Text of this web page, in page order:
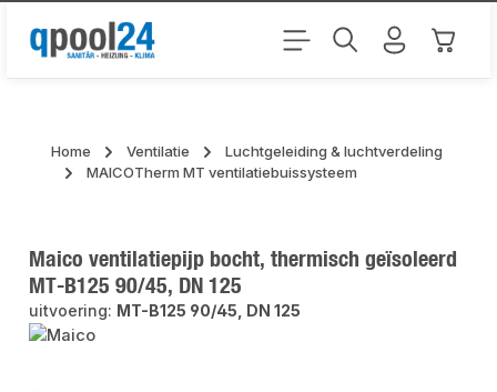
Ga naar de hoofdinhoud
Home Ventilatie
Luchtgeleiding & luchtverdeling
MAICOTherm MT ventilatiebuissysteem
Maico ventilatiepijp bocht, thermisch geïsoleerd
MT-B125 90/45, DN 125
uitvoering: MT-B125 90/45, DN 125